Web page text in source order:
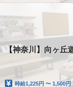
【神奈川】向ヶ丘
時給1,225円 〜 1,500円